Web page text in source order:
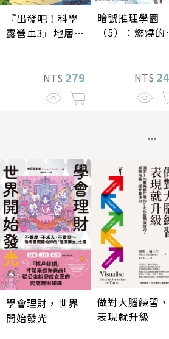
『出發吧！科學
露營車3』地層與
NT$ 279
暗號推理學園
（5）：燃燒的
NT$
學會理財，世界
開始發光
做對大腦練習，
表現就升級